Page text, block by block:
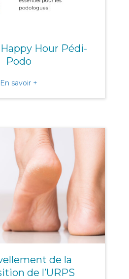
Hour Pédi-
Podo
En savoir +
de la
de l’URPS